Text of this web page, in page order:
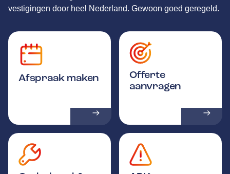
vestigingen door heel Nederland. Gewoon goed geregeld.
Afspraak maken
Offerte
aanvragen